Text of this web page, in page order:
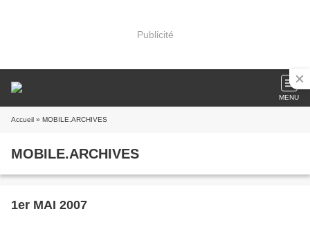
Publicité
MENU
Accueil » MOBILE.ARCHIVES
MOBILE.ARCHIVES
1er MAI 2007